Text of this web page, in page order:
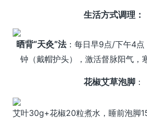
生活方式调理：
晒背“天灸”法：每日早9点/下午4点
钟（戴帽护头），激活督脉阳气，
花椒艾草泡脚 ：
艾叶30g+花椒20粒煮水，睡前泡脚